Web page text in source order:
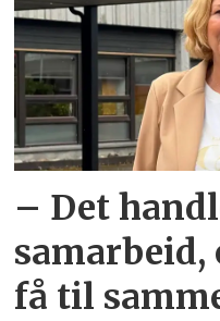
– Det
samarbeid,
få til